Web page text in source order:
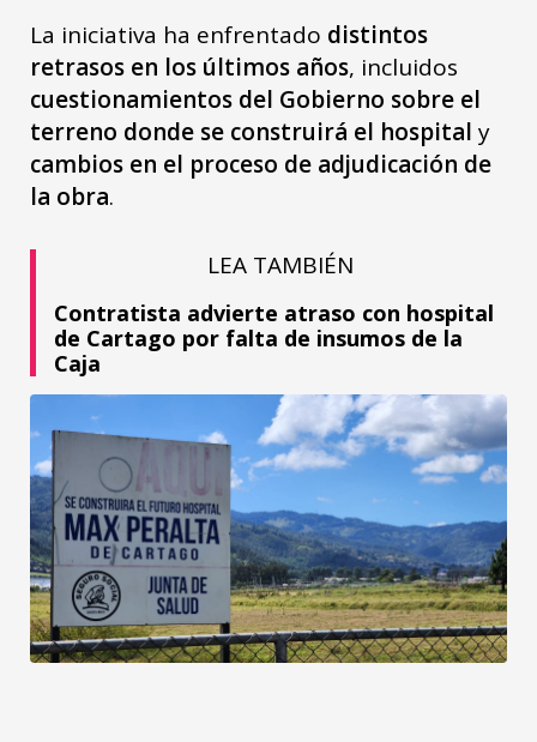
La iniciativa ha enfrentado distintos
retrasos en los últimos años, incluidos
cuestionamientos del Gobierno sobre el
terreno donde se construirá el hospital y
cambios en el proceso de adjudicación de
la obra.
LEA TAMBIÉN
Contratista advierte atraso con hospital
de Cartago por falta de insumos de la
Caja